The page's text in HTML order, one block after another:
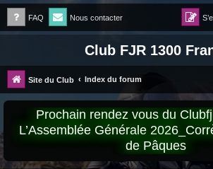
FAQ Nous contacter
Club FJR 1300
Site du Club Index du forum
Prochain rendez vous du
L’Assemblée Générale
de Pâques